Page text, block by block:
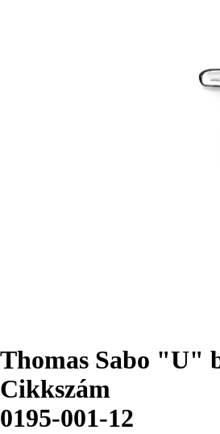
Thomas Sabo "U"
Cikkszám
0195-001-12